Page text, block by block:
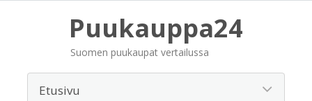
Puukauppa24
Suomen puukaupat vertailussa